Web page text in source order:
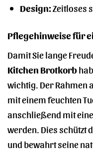
Design:Zeitloses
Pflegehinweise für
Damit Sie lange
Kitchen Brotkorb
wichtig. Der Rahmen
mit einem feuchten
anschließend mit
werden. Dies schützt
und bewahrt seine